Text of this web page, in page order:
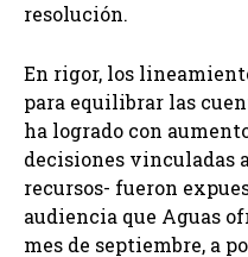
resolución.
En rigor, los
para equilibrar las
ha logrado con
decisiones vinculadas
recursos- fueron
audiencia que Aguas
mes de septiembre, a